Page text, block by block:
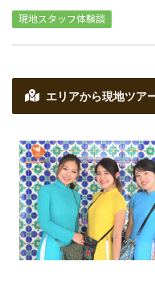
した。 次回も該当ツアーが
現地スタッフ体験談
エリアから現地ツア